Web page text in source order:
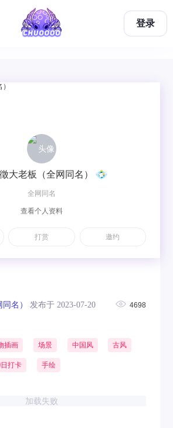
登录
名）
发布于 2023-07-20
4698
插画 场景 中国风 古风
打卡 手绘
加载失败
大老板（全网同名）
全网同名
查看个人资料
打赏 邀约